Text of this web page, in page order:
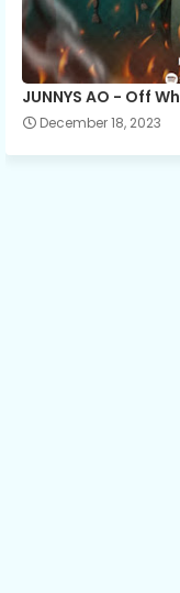
JUNNYS AO - Off
December 18, 2023